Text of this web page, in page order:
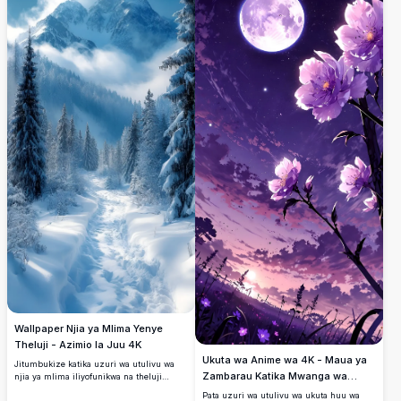
Wallpaper Njia ya Mlima Yenye
Theluji - Azimio la Juu 4K
Jitumbukize katika uzuri wa utulivu wa
njia ya mlima iliyofunikwa na theluji
Ukuta wa Anime wa 4K - Maua ya
Zambarau Katika Mwanga wa
Mwezi
Pata uzuri wa utulivu wa ukuta huu wa